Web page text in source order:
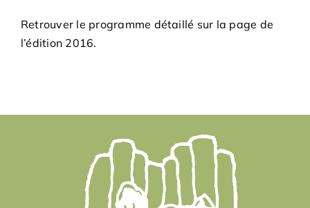
Retrouver le programme détaillé sur la page de
l’édition 2016.